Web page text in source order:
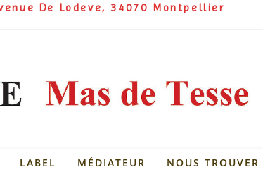
De Lodeve, 34070 Montpellier
LABEL MÉDIATEUR NOUS TROUVER